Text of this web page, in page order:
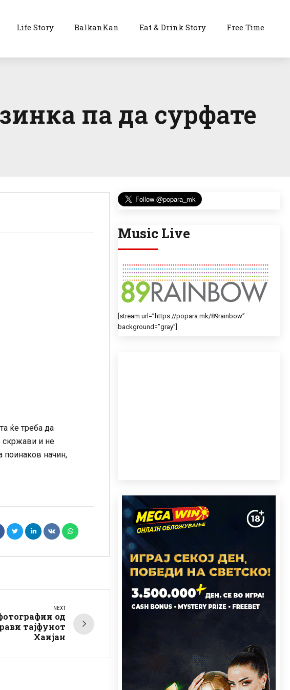
Life Story BalkanKan Eat & Drink Story Free Time
па да сурфате
ќе треба да
скржави и не
поинаков начин,
NEXT
од
тајфунот
Хаијан
Music Live
[stream url=”https://popara.mk/89rainbow”
background=”gray”]